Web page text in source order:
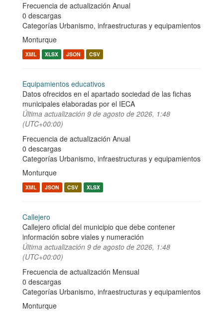
Frecuencia de actualización Anual
0 descargas
Categorías Urbanismo, infraestructuras y equipamientos
Monturque
XML XLSX JSON CSV
Equipamientos educativos
Datos ofrecidos en el apartado sociedad de las fichas
municipales elaboradas por el IECA
Última actualización 9 de agosto de 2026, 1:48
(UTC+00:00)
Frecuencia de actualización Anual
0 descargas
Categorías Urbanismo, infraestructuras y equipamientos
Monturque
XML JSON CSV XLSX
Callejero
Callejero oficial del municipio que debe contener
información sobre viales y numeración
Última actualización 9 de agosto de 2026, 1:48
(UTC+00:00)
Frecuencia de actualización Mensual
0 descargas
Categorías Urbanismo, infraestructuras y equipamientos
Monturque